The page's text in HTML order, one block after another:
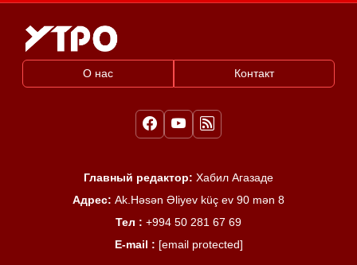
О нас Контакт
Главный редактор: Хабил Агазаде
Адрес: Ak.Həsən Əliyev küç ev 90 mən 8
Тел : +994 50 281 67 69
E-mail : [email protected]